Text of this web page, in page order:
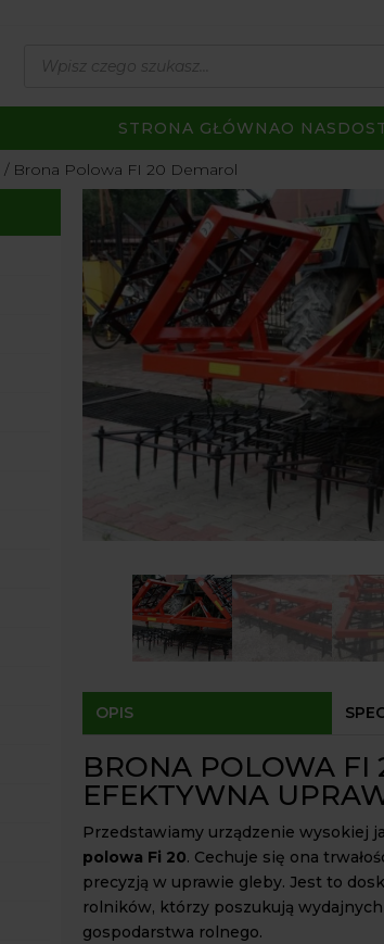
produktów
STRONA GŁÓWNAO NAS
Brona Polowa FI 20 Demarol
OPIS
BRONA POLOWA FI
EFEKTYWNA
Przedstawiamy urządzenie wysokiej
polowa Fi 20. Cechuje się ona
precyzją w uprawie gleby. Jest to
rolników, którzy poszukują
gospodarstwa rolnego.